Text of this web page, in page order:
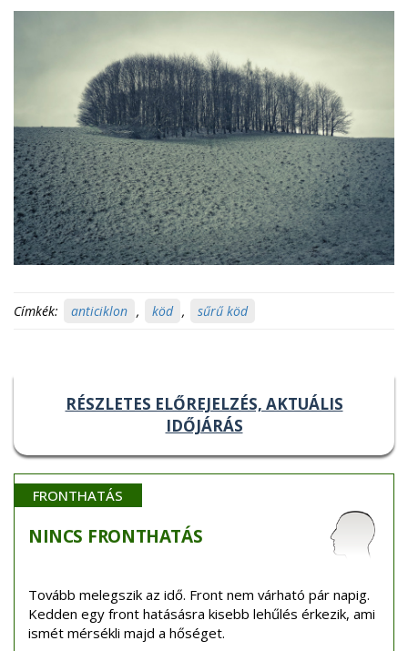
Címkék: anticiklon , köd , sűrű köd
RÉSZLETES ELŐREJELZÉS, AKTUÁLIS
IDŐJÁRÁS
FRONTHATÁS
NINCS FRONTHATÁS
Tovább melegszik az idő. Front nem várható pár napig.
Kedden egy front hatásásra kisebb lehűlés érkezik, ami
ismét mérsékli majd a hőséget.